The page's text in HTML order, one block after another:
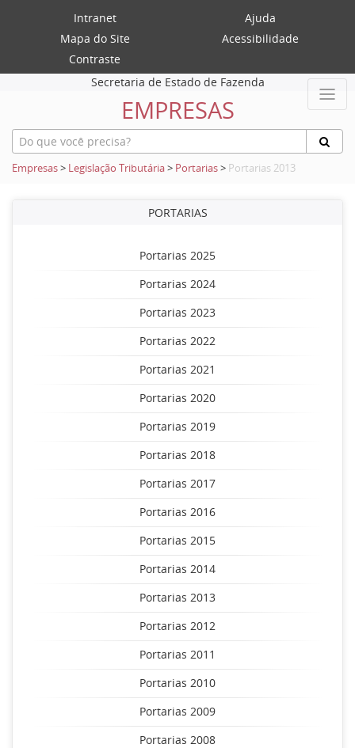
Intranet
Ajuda
Mapa do Site
Acessibilidade
Contraste
Secretaria de Estado de Fazenda
EMPRESAS
Empresas> Legislação Tributária> Portarias> Portarias 2013
PORTARIAS
Portarias 2025
Portarias 2024
Portarias 2023
Portarias 2022
Portarias 2021
Portarias 2020
Portarias 2019
Portarias 2018
Portarias 2017
Portarias 2016
Portarias 2015
Portarias 2014
Portarias 2013
Portarias 2012
Portarias 2011
Portarias 2010
Portarias 2009
Portarias 2008